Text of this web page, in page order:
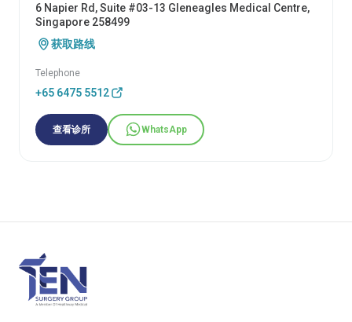
6 Napier Rd, Suite #03-13 Gleneagles Medical Centre,
Singapore 258499
获取路线
Telephone
+65 6475 5512
查看诊所 WhatsApp